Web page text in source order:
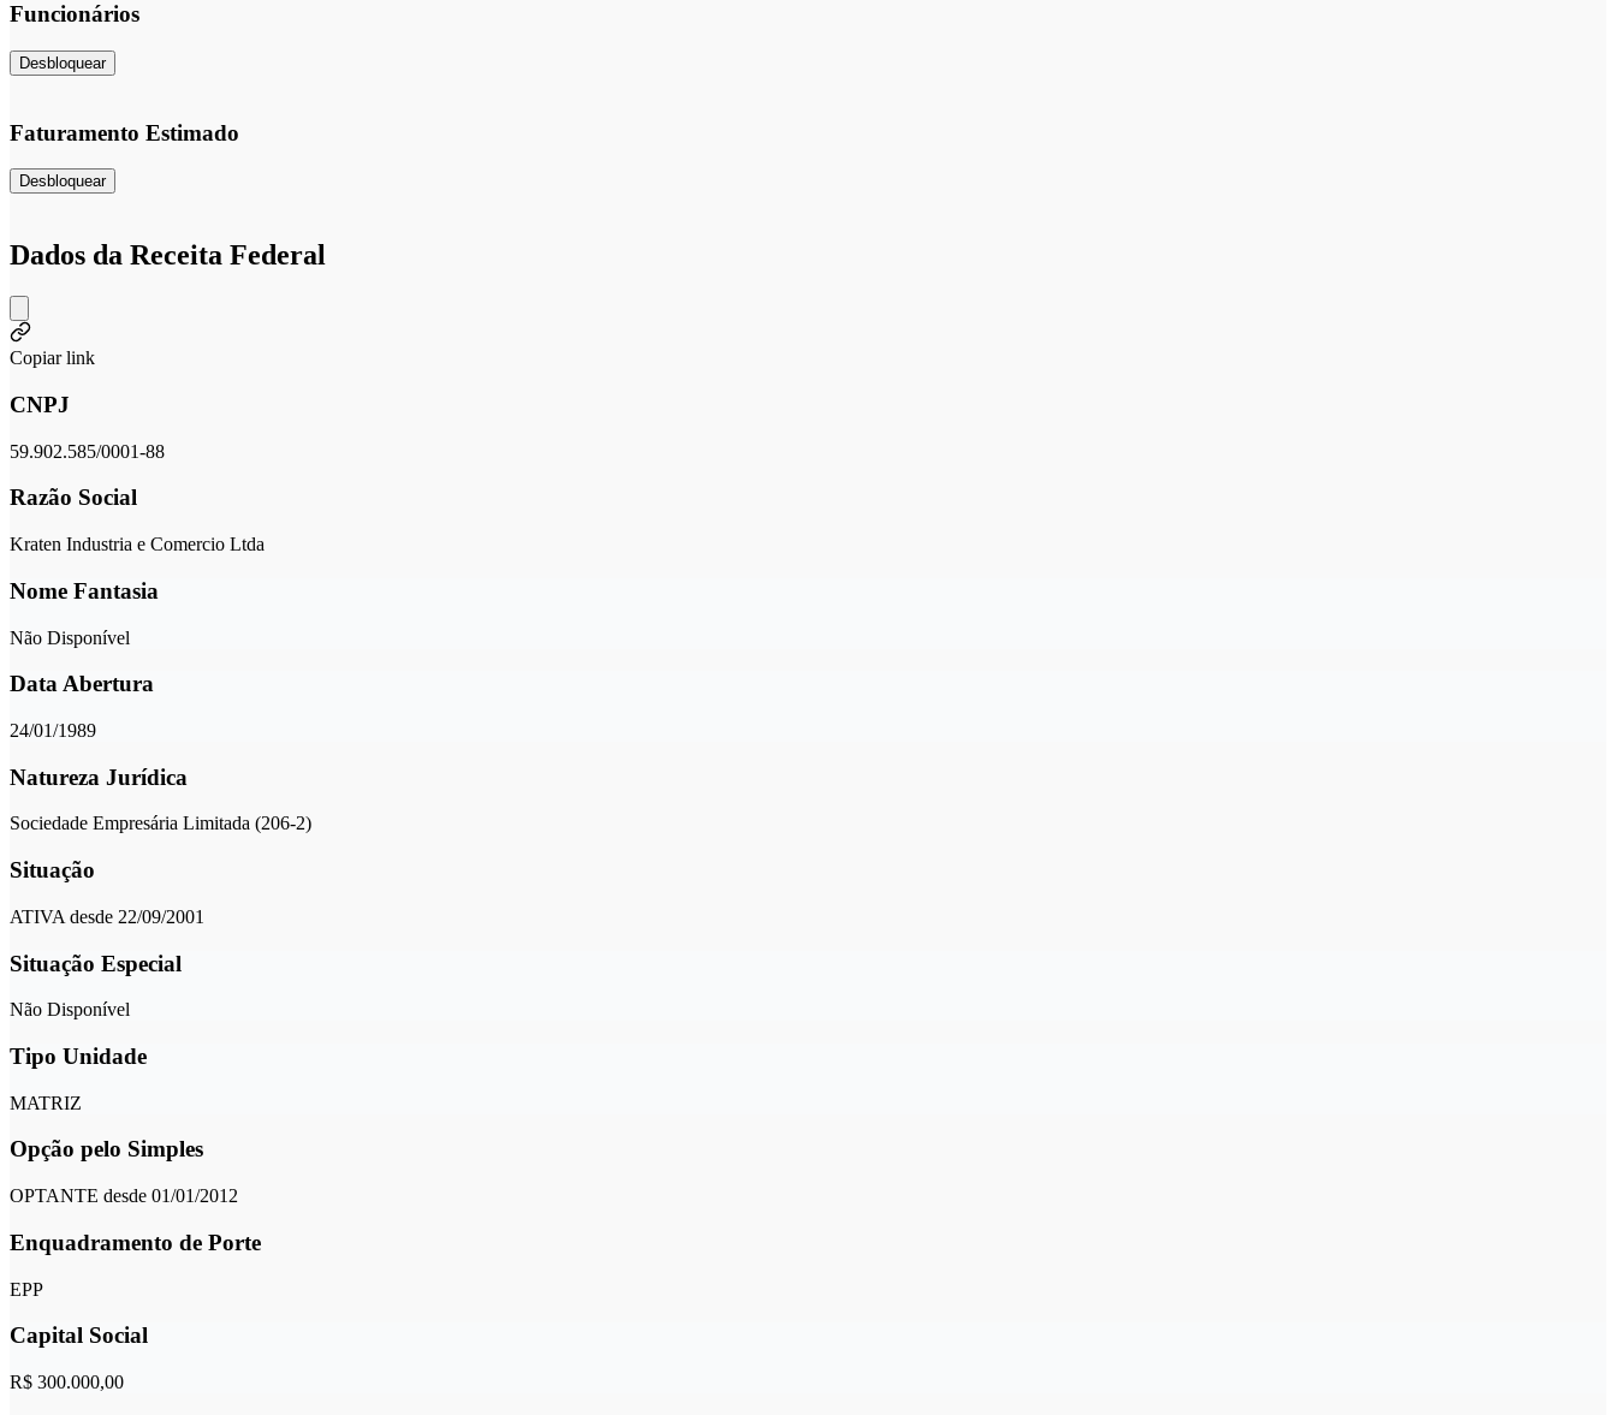
Funcionários
Desbloquear
Faturamento Estimado
Desbloquear
Dados da Receita Federal
Copiar link
CNPJ
59.902.585/0001-88
Razão Social
Kraten Industria e Comercio Ltda
Nome Fantasia
Não Disponível
Data Abertura
24/01/1989
Natureza Jurídica
Sociedade Empresária Limitada (206-2)
Situação
ATIVA desde 22/09/2001
Situação Especial
Não Disponível
Tipo Unidade
MATRIZ
Opção pelo Simples
OPTANTE desde 01/01/2012
Enquadramento de Porte
EPP
Capital Social
R$ 300.000,00